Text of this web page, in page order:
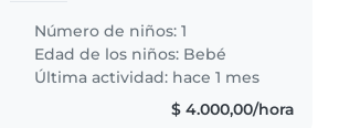
Bariloche. Estoy en la fase de
conformación de un equipo de
trabajo para una propuesta
diferente,..
Número de niños: 1
Edad de los niños: Bebé
Última actividad: hace 1 mes
$ 4.000,00/hora